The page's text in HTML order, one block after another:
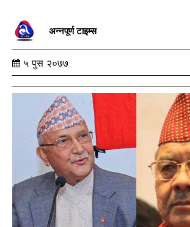
अन्नपूर्ण टाइम्स
५ पुस २०७७